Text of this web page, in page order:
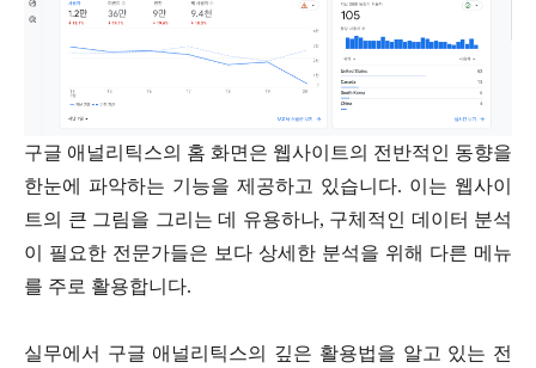
구글 애널리틱스의 홈 화면은 웹사이트의 전반적인 동향을
한눈에 파악하는 기능을 제공하고 있습니다. 이는 웹사이
트의 큰 그림을 그리는 데 유용하나, 구체적인 데이터 분석
이 필요한 전문가들은 보다 상세한 분석을 위해 다른 메뉴
를 주로 활용합니다.
실무에서 구글 애널리틱스의 깊은 활용법을 알고 있는 전